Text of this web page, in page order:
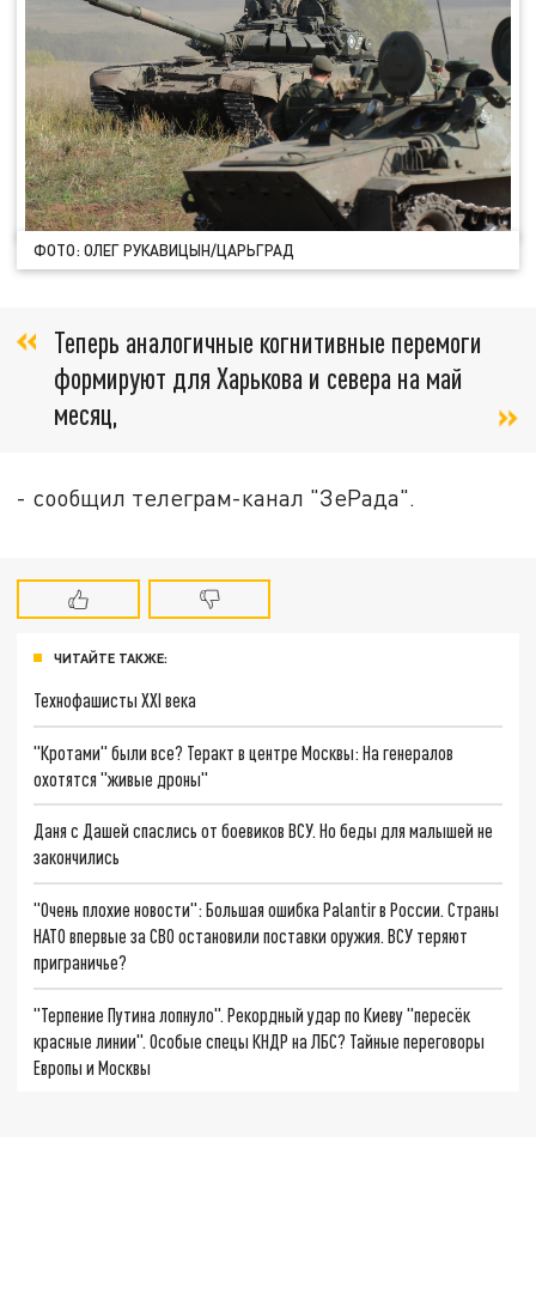
ФОТО: ОЛЕГ РУКАВИЦЫН/ЦАРЬГРАД
Теперь аналогичные когнитивные перемоги
формируют для Харькова и севера на май
месяц,
- сообщил телеграм-канал "ЗеРада".
ЧИТАЙТЕ ТАКЖЕ:
Технофашисты XXI века
"Кротами" были все? Теракт в центре Москвы: На генералов
охотятся "живые дроны"
Даня с Дашей спаслись от боевиков ВСУ. Но беды для малышей не
закончились
"Очень плохие новости": Большая ошибка Palantir в России. Страны
НАТО впервые за СВО остановили поставки оружия. ВСУ теряют
приграничье?
"Терпение Путина лопнуло". Рекордный удар по Киеву "пересёк
красные линии". Особые спецы КНДР на ЛБС? Тайные переговоры
Европы и Москвы